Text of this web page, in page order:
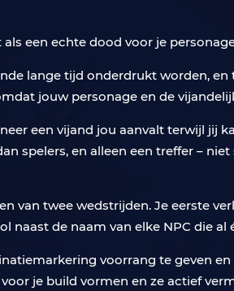
een echte dood voor je
lange tijd onderdrukt worden,
jouw personage en de
een vijand jou aanvalt terwijl jij
spelers, en alleen een treffer –
van twee wedstrijden. Je eerste
de naam van elke NPC die al
voorrang te geven
je build vormen en ze actief